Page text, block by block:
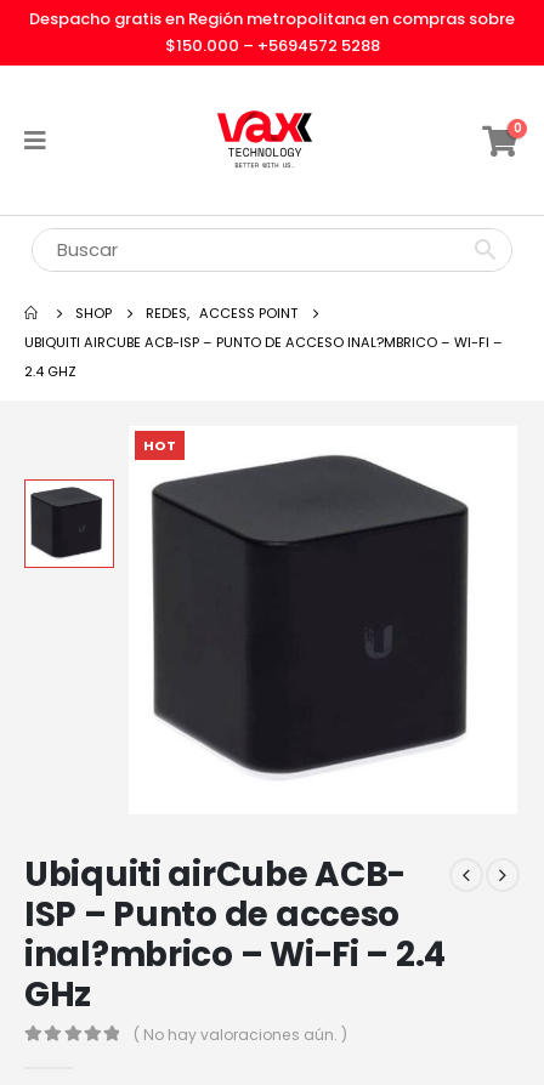
Despacho gratis en Región metropolitana en compras sobre
$150.000 – +5694572 5288
0
SHOP REDES, ACCESS POINT
UBIQUITI AIRCUBE ACB-ISP – PUNTO DE ACCESO INAL?MBRICO – WI-FI –
2.4 GHZ
HOT
Ubiquiti airCube ACB-
ISP – Punto de acceso
inal?mbrico – Wi-Fi – 2.4
GHz
( No hay valoraciones aún. )